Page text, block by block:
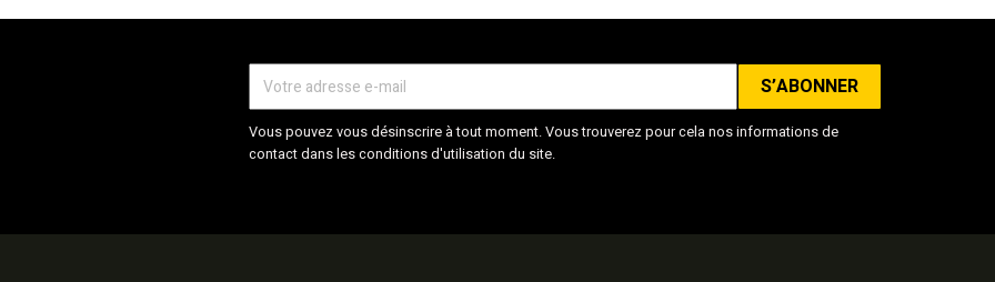
Vous pouvez vous désinscrire à tout moment. Vous trouverez pour cela nos informations de
contact dans les conditions d'utilisation du site.